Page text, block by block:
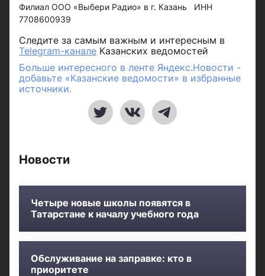
Филиал ООО «Выбери Радио» в г. Казань ИНН
7708600939
Следите за самым важным и интересным в
Telegram-канале Казанских ведомостей
Больше интересного в ленте Яндекс.Новости -
добавьте «Казанские ведомости» в избранные
источники.
Новости
Четыре новые школы появятся в
Татарстане к началу учебного года
Обслуживание на заправке: кто в
приоритете